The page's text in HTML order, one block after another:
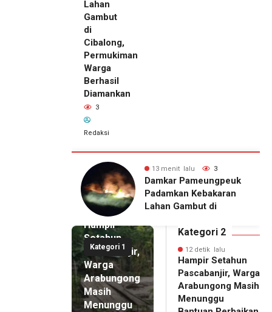
Lahan
Gambut
di
Cibalong,
Permukiman
Warga
Berhasil
Diamankan
3
Redaksi
13 menit lalu 3
Damkar Pameungpeuk
Padamkan Kebakaran
Lahan Gambut di
Warga Berhasil
Diamankan
Kategori 1
12 detik
lalu
Hampir
Setahun
Pascabanjir,
Warga
Arabungong
Masih
Menunggu
Kategori 2
12 detik lalu
Hampir Setahun
Pascabanjir, Warga
Arabungong Masih
Menunggu